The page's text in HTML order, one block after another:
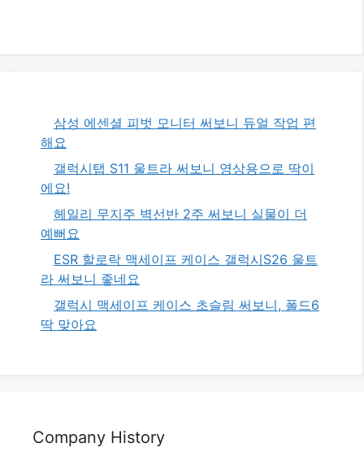
삼성 에센셜 피벗 모니터 써보니 듀얼 작업 편
해요
갤럭시탭 S11 울트라 써보니 영상용으로 딱이
에요!
헤일리 무지주 벽선반 2주 써보니 실물이 더
예뻐요
ESR 할로락 맥세이프 케이스 갤럭시S26 울트
라 써보니 좋네요
갤럭시 맥세이프 케이스 초슬림 써보니, 폴드6
딱 맞아요
Company History